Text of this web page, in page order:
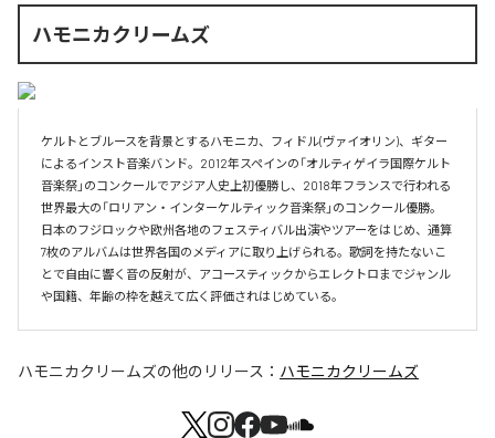
ハモニカクリームズ
ケルトとブルースを背景とするハモニカ、フィドル(ヴァイオリン)、ギター
によるインスト音楽バンド。2012年スペインの「オルティゲイラ国際ケルト
音楽祭」のコンクールでアジア人史上初優勝し、2018年フランスで行われる
世界最大の「ロリアン・インターケルティック音楽祭」のコンクール優勝。
日本のフジロックや欧州各地のフェスティバル出演やツアーをはじめ、通算
7枚のアルバムは世界各国のメディアに取り上げられる。歌詞を持たないこ
とで自由に響く音の反射が、アコースティックからエレクトロまでジャンル
や国籍、年齢の枠を越えて広く評価されはじめている。
ハモニカクリームズの他のリリース： ハモニカクリームズ